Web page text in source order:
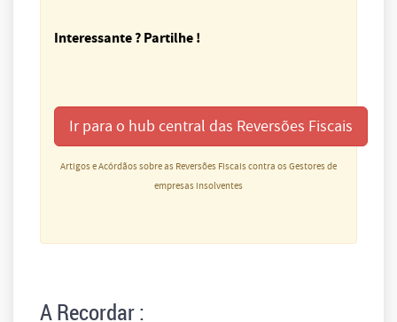
Interessante ? Partilhe !
Ir para o hub central das Reversões Fiscais
Artigos e Acórdãos sobre as Reversões Fiscais contra os Gestores de
empresas insolventes
A Recordar :